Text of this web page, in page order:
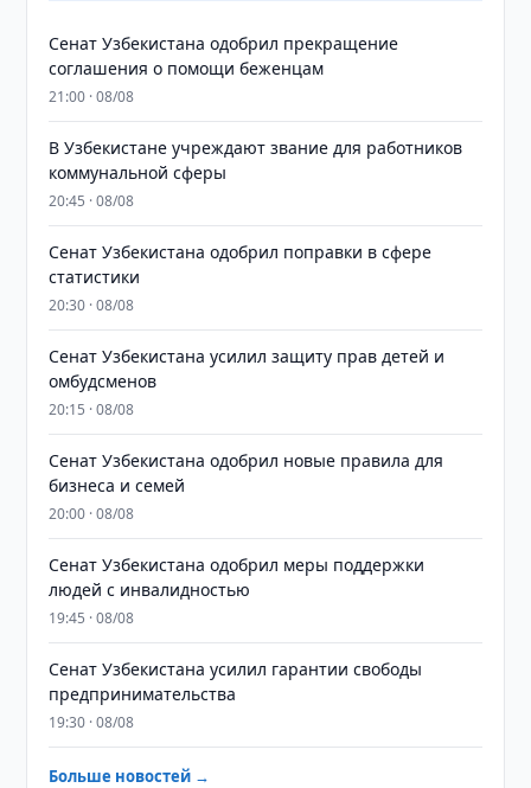
Сенат Узбекистана одобрил прекращение
соглашения о помощи беженцам
21:00 · 08/08
В Узбекистане учреждают звание для работников
коммунальной сферы
20:45 · 08/08
Сенат Узбекистана одобрил поправки в сфере
статистики
20:30 · 08/08
Сенат Узбекистана усилил защиту прав детей и
омбудсменов
20:15 · 08/08
Сенат Узбекистана одобрил новые правила для
бизнеса и семей
20:00 · 08/08
Сенат Узбекистана одобрил меры поддержки
людей с инвалидностью
19:45 · 08/08
Сенат Узбекистана усилил гарантии свободы
предпринимательства
19:30 · 08/08
Больше новостей →